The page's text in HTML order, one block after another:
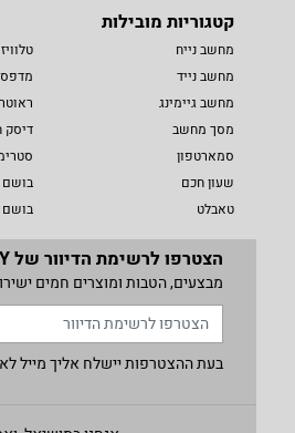
קטגוריות מובילות
מחשב נייח
מחשב נייד
מחשב גיימינג
מסך מחשב
סמארטפון
שעון חכם
טאבלט
ראוטר
דיסק
בושם
הצטרפו לרשימת הדיוור של IVORY
מבצעים, הטבות ומוצרים חמים
בעת ההצטרפות יישלח אליך מייל